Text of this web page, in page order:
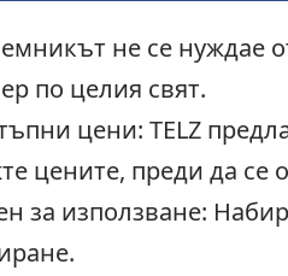
не се нуждае
по целия свят.
цени: TELZ
цените, преди да се
за използване: